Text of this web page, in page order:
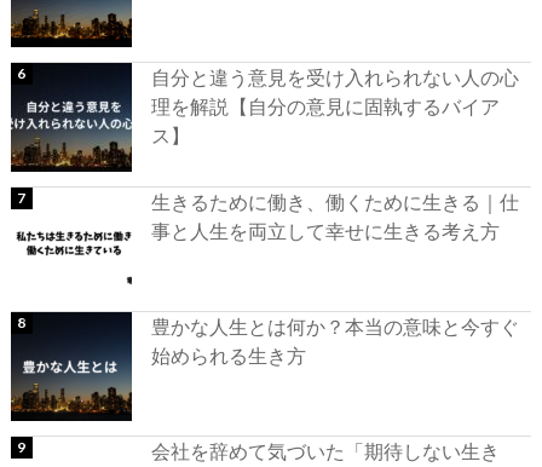
自分と違う意見を受け入れられない人の心
理を解説【自分の意見に固執するバイア
ス】
生きるために働き、働くために生きる｜仕
事と人生を両立して幸せに生きる考え方
豊かな人生とは何か？本当の意味と今すぐ
始められる生き方
会社を辞めて気づいた「期待しない生き